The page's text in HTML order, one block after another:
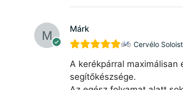
Márk
Cervélo
A kerékpárral
segítőkészsége.